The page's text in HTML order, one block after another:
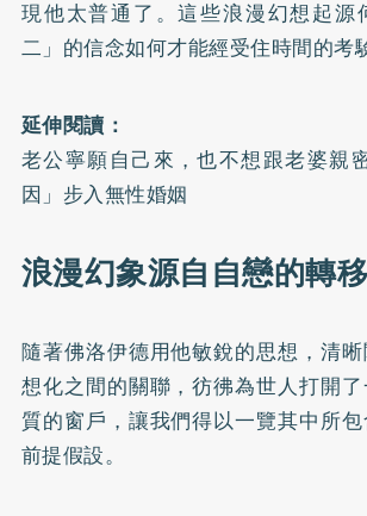
現他太普通了。這些浪漫幻想起源
二」的信念如何才能經受住時間的考
延伸閱讀：
老公寧願自己來，也不想跟老婆親
因」步入無性婚姻
浪漫幻象源自自戀的轉移
隨著佛洛伊德用他敏銳的思想，清
想化之間的關聯，彷彿為世人打開
質的窗戶，讓我們得以一覽其中所
前提假設。